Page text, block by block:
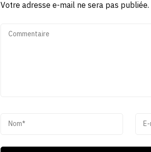
Votre adresse e-mail ne sera pas publiée.